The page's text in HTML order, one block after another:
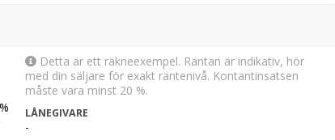
%
Detta är ett räkneexempel. Räntan är indikativ, hör
med din säljare för exakt räntenivå. Kontantinsatsen
måste vara minst 20 %.
LÅNEGIVARE
-